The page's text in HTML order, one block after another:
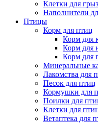
Клетки для
Наполнители
Птицы
Корм для птиц
Корм для
Корм для
Корм для
Минеральные
Лакомства для
Песок для птиц
Кормушки для
Поилки для
Клетки для
Ветаптека для